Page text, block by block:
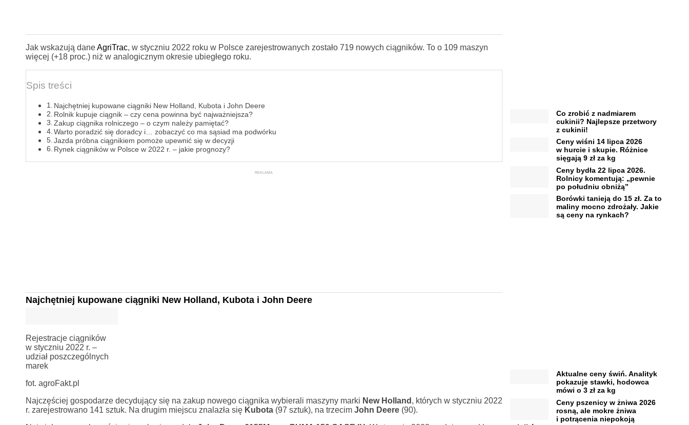
Jak wskazują daneAgriTrac, w styczniu 2022 roku w Polsce zarejestrowanych zostało 719 nowych ciągników. To o 109 maszyn
więcej (+18 proc.) niż w analogicznym okresie ubiegłego roku.
Spis treści
Najchętniej kupowane ciągniki New Holland, Kubota i John Deere
Rolnik kupuje ciągnik – czy cena powinna być najważniejsza?
Zakup ciągnika rolniczego – o czym należy pamiętać?
Warto poradzić się doradcy i… zobaczyć co ma sąsiad ma podwórku
Jazda próbna ciągnikiem pomoże upewnić się w decyzji
Rynek ciągników w Polsce w 2022 r. – jakie prognozy?
REKLAMA
Najchętniej kupowane ciągniki New Holland, Kubota i John Deere
Rejestracje ciągników
w styczniu 2022 r. –
udział poszczególnych
marek
fot. agroFakt.pl
Najczęściej gospodarze decydujący się na zakup nowego ciągnika wybierali maszyny marki New Holland , których w styczniu 2022
r. zarejestrowano 141 sztuk. Na drugim miejscu znalazła się Kubota(97 sztuk), na trzecim John Deere(90).
Co zrobić z nadmiarem
cukinii? Najlepsze przetwory
z cukinii!
Ceny wiśni 14 lipca 2026
w hurcie i skupie. Różnice
sięgają 9 zł za kg
Ceny bydła 22 lipca 2026.
Rolnicy komentują: „pewnie
po południu obniżą”
Borówki tanieją do 15 zł. Za to
maliny mocno zdrożały. Jakie
są ceny na rynkach?
Aktualne ceny świń. Analityk
pokazuje stawki, hodowca
mówi o 3 zł za kg
Ceny pszenicy w żniwa 2026
rosną, ale mokre żniwa
i potrącenia niepokoją